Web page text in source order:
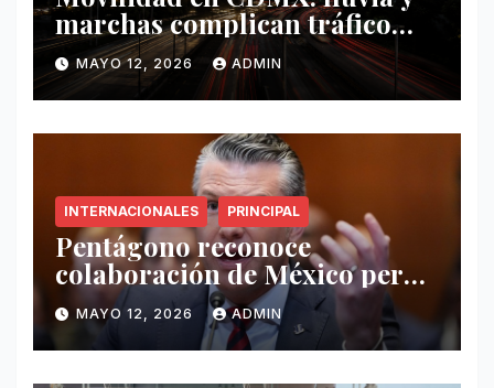
marchas complican tráfico
este 12 de mayo
MAYO 12, 2026 ADMIN
INTERNACIONALES PRINCIPAL
Pentágono reconoce
colaboración de México pero
exige mayor operatividad
antidrogas
MAYO 12, 2026 ADMIN